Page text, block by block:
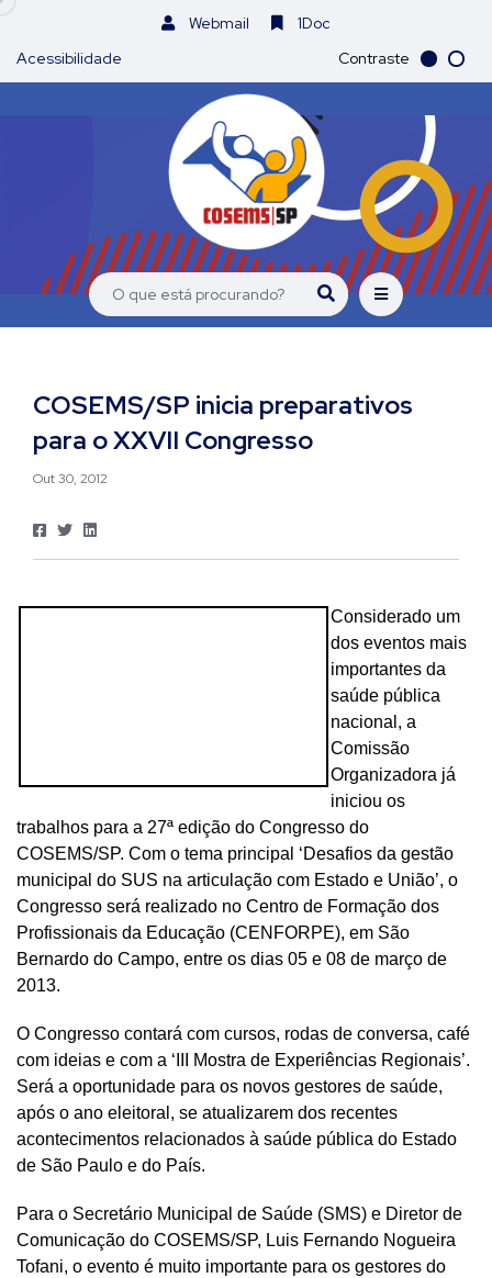
Webmail
1Doc
Acessibilidade
Contraste
COSEMS/SP inicia preparativos
para o XXVII Congresso
Out 30, 2012
Considerado um
dos eventos mais
importantes da
saúde pública
nacional, a
Comissão
Organizadora já
iniciou os
trabalhos para a 27ª edição do Congresso do
COSEMS/SP. Com o tema principal ‘Desafios da gestão
municipal do SUS na articulação com Estado e União’, o
Congresso será realizado no Centro de Formação dos
Profissionais da Educação (CENFORPE), em São
Bernardo do Campo, entre os dias 05 e 08 de março de
2013.
O Congresso contará com cursos, rodas de conversa, café
com ideias e com a ‘III Mostra de Experiências Regionais’.
Será a oportunidade para os novos gestores de saúde,
após o ano eleitoral, se atualizarem dos recentes
acontecimentos relacionados à saúde pública do Estado
de São Paulo e do País.
Para o Secretário Municipal de Saúde (SMS) e Diretor de
Comunicação do COSEMS/SP, Luis Fernando Nogueira
Tofani, o evento é muito importante para os gestores do